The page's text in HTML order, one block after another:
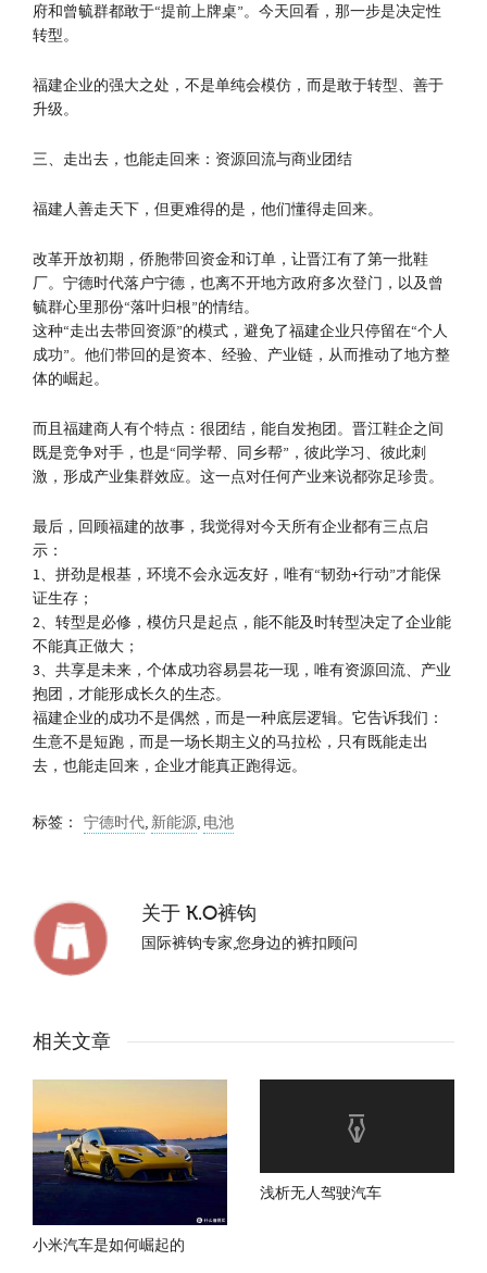
府和曾毓群都敢于“提前上牌桌”。今天回看，那一步是决定性
转型。
福建企业的强大之处，不是单纯会模仿，而是敢于转型、善于
升级。
三、走出去，也能走回来：资源回流与商业团结
福建人善走天下，但更难得的是，他们懂得走回来。
改革开放初期，侨胞带回资金和订单，让晋江有了第一批鞋
厂。宁德时代落户宁德，也离不开地方政府多次登门，以及曾
毓群心里那份“落叶归根”的情结。
这种“走出去带回资源”的模式，避免了福建企业只停留在“个人
成功”。他们带回的是资本、经验、产业链，从而推动了地方整
体的崛起。
而且福建商人有个特点：很团结，能自发抱团。晋江鞋企之间
既是竞争对手，也是“同学帮、同乡帮”，彼此学习、彼此刺
激，形成产业集群效应。这一点对任何产业来说都弥足珍贵。
最后，回顾福建的故事，我觉得对今天所有企业都有三点启
示：
1、拼劲是根基，环境不会永远友好，唯有“韧劲+行动”才能保
证生存；
2、转型是必修，模仿只是起点，能不能及时转型决定了企业能
不能真正做大；
3、共享是未来，个体成功容易昙花一现，唯有资源回流、产业
抱团，才能形成长久的生态。
福建企业的成功不是偶然，而是一种底层逻辑。它告诉我们：
生意不是短跑，而是一场长期主义的马拉松，只有既能走出
去，也能走回来，企业才能真正跑得远。
标签： 宁德时代,新能源, 电池
关于 K.O裤钩
国际裤钩专家,您身边的裤扣顾问
相关文章
小米汽车是如何崛起的
浅析无人驾驶汽车